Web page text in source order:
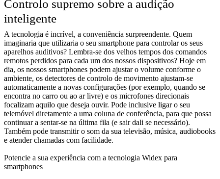
Controlo supremo sobre a audição
inteligente
A tecnologia é incrível, a conveniência surpreendente. Quem
imaginaria que utilizaria o seu smartphone para controlar os seus
aparelhos auditivos? Lembra-se dos velhos tempos dos comandos
remotos perdidos para cada um dos nossos dispositivos? Hoje em
dia, os nossos smartphones podem ajustar o volume conforme o
ambiente, os detectores de controlo de movimento ajustam-se
automaticamente a novas configurações (por exemplo, quando se
encontra no carro ou ao ar livre) e os microfones direcionais
focalizam aquilo que deseja ouvir. Pode inclusive ligar o seu
telemóvel diretamente a uma coluna de conferência, para que possa
continuar a sentar-se na última fila (e sair dali se necessário).
Também pode transmitir o som da sua televisão, música, audiobooks
e atender chamadas com facilidade.
Potencie a sua experiência com a tecnologia Widex para
smartphones